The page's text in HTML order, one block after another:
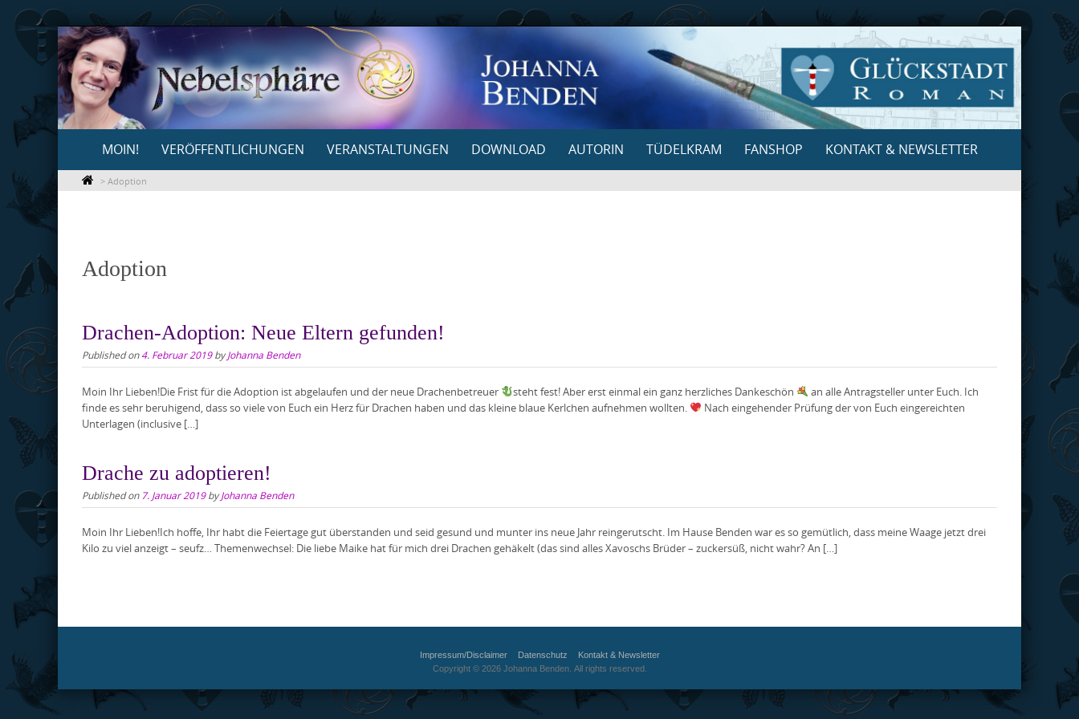
Skip
to
content
content
MOIN! VERÖFFENTLICHUNGEN VERANSTALTUNGEN DOWNLOAD AUTORIN TÜDELKRAM FANSHOP KONTAKT & NEWSLETTER
> Adoption
Adoption
Drachen-Adoption: Neue Eltern gefunden!
Published on4. Februar 2019byJohanna Benden
Moin Ihr Lieben!Die Frist für die Adoption ist abgelaufen und der neue Drachenbetreuer steht fest! Aber erst einmal ein ganz herzliches Dankeschön
an alle Antragsteller unter Euch. Ich
finde es sehr beruhigend, dass so viele von Euch ein Herz für Drachen haben und das kleine blaue Kerlchen aufnehmen wollten.
Nach eingehender Prüfung der von Euch eingereichten
Unterlagen (inclusive […]
Drache zu adoptieren!
Published on 7. Januar 2019byJohanna Benden
Moin Ihr Lieben!Ich hoffe, Ihr habt die Feiertage gut überstanden und seid gesund und munter ins neue Jahr reingerutscht. Im Hause Benden war es so gemütlich, dass meine Waage jetzt drei
Kilo zu viel anzeigt – seufz… Themenwechsel: Die liebe Maike hat für mich drei Drachen gehäkelt (das sind alles Xavoschs Brüder – zuckersüß, nicht wahr? An […]
Impressum/Disclaimer Datenschutz
Kontakt & Newsletter
Copyright © 2026 Johanna Benden. All rights reserved.